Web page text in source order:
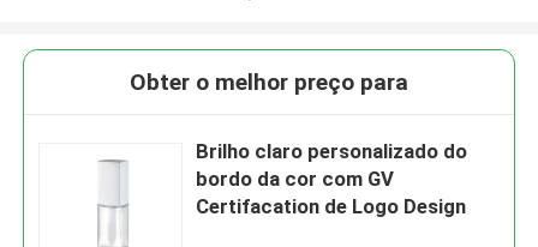
Obter o melhor preço para
Brilho claro personalizado do
bordo da cor com GV
Certifacation de Logo Design